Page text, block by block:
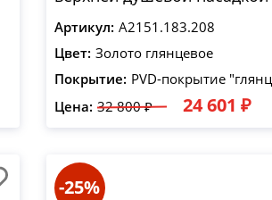
Артикул: A2151.183.208
Цвет: Золото глянцевое
Покрытие: PVD-покрытие
Цена: 32 800 ₽ 24 601 ₽
-25%